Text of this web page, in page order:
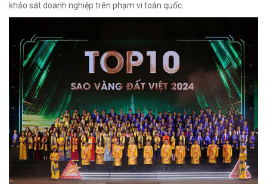
khảo sát doanh nghiệp trên phạm vi toàn quốc.